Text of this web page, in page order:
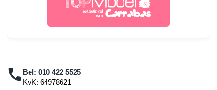
Bel: 010 422 5525
KvK: 64978621